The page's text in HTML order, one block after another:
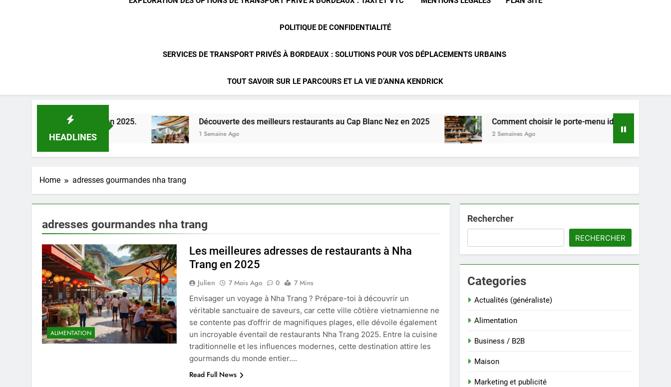
POLITIQUE DE CONFIDENTIALITÉ
SERVICES DE TRANSPORT PRIVÉS À BORDEAUX : SOLUTIONS POUR VOS DÉPLACEMENTS URBAINS
TOUT SAVOIR SUR LE PARCOURS ET LA VIE D’ANNA KENDRICK
HEADLINES
Loire à Orléans en 2025. Découverte des meilleurs restaurants au Cap Blanc Nez en 2025
1 Semaine Ago
Comment choisir le porte-menu idéal pour votre restaurant
2 Semaines Ago
Home adresses gourmandes nha trang
adresses gourmandes nha trang
ALIMENTATION
Les meilleures adresses de restaurants à Nha
Trang en 2025
Julien 7 Mois Ago 0
7 Mins
Envisager un voyage à Nha Trang ? Prépare-toi à découvrir un
véritable sanctuaire de saveurs, car cette ville côtière vietnamienne ne
se contente pas d’offrir de magnifiques plages, elle dévoile également
un incroyable éventail de restaurants Nha Trang 2025. Entre la cuisine
traditionnelle et les influences modernes, cette destination attire les
gourmands du monde entier….
Read Full News
Rechercher
RECHERCHER
Categories
Actualités (généraliste)
Alimentation
Business / B2B
Maison
Marketing et publicité